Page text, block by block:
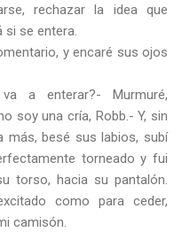
rechazar la idea que
si se entera.
y encaré sus ojos
a enterar?- Murmuré,
soy una cría, Robb.- Y, sin
más, besé sus labios, subí
torneado y fui
torso, hacia su pantalón.
como para ceder,
camisón.